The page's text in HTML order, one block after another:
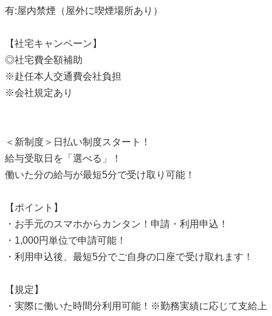
有:屋内禁煙（屋外に喫煙場所あり）
【社宅キャンペーン】
◎社宅費全額補助
※赴任本人交通費会社負担
※会社規定あり
＜新制度＞日払い制度スタート！
給与受取日を「選べる」！
働いた分の給与が最短5分で受け取り可能！
【ポイント】
・お手元のスマホからカンタン！申請・利用申込！
・1,000円単位で申請可能！
・利用申込後、最短5分でご自身の口座で受け取れます！
【規定】
・実際に働いた時間分利用可能！※勤務実績に応じて支給上